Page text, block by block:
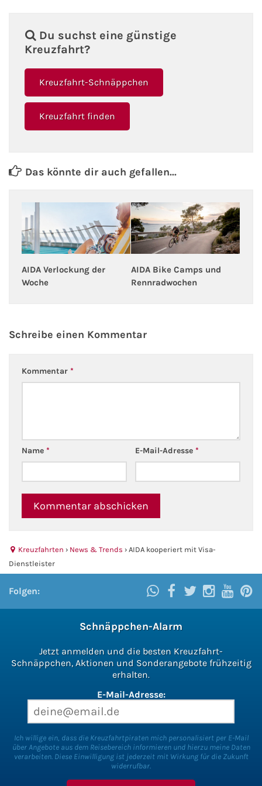
Hapag-Lloyd Cruises
Cunard Line
Hurtigruten
Royal Caribbean International
PLANTOURS Kreuzfahrten
Alle Reedereien
Flusskreuzfahrten
Plantours Flusskreuzfahrten
Phoenix Reisen Flusskreuzfahrten
Fähren
Color Line
DFDS Seaways
FRS Baltic
Stena Line
Fähre nach Dänemark
Du suchst eine günstige
Kreuzfahrt?
Kreuzfahrt-Schnäppchen
Kreuzfahrt finden
Das könnte dir auch gefallen...
AIDA Verlockung der
Woche
AIDA Bike Camps und
Rennradwochen
Schreibe einen Kommentar
Kommentar *
Name * E-Mail-Adresse *
Kreuzfahrten › News & Trends › AIDA kooperiert mit Visa-
Dienstleister
Folgen:
Schnäppchen-Alarm
Jetzt anmelden und die besten Kreuzfahrt-
Schnäppchen, Aktionen und Sonderangebote frühzeitig
erhalten.
E-Mail-Adresse:
Ich willige ein, dass die Kreuzfahrtpiraten mich personalisiert per E-Mail
über Angebote aus dem Reisebereich informieren und hierzu meine Daten
verarbeiten. Diese Einwilligung ist jederzeit mit Wirkung für die Zukunft
widerrufbar.